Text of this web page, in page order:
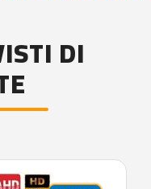
DI